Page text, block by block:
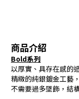
商品介紹
Bold系列
以厚實、具存在感的
精緻的純銀鍍金工藝
不需要過多墜飾，結